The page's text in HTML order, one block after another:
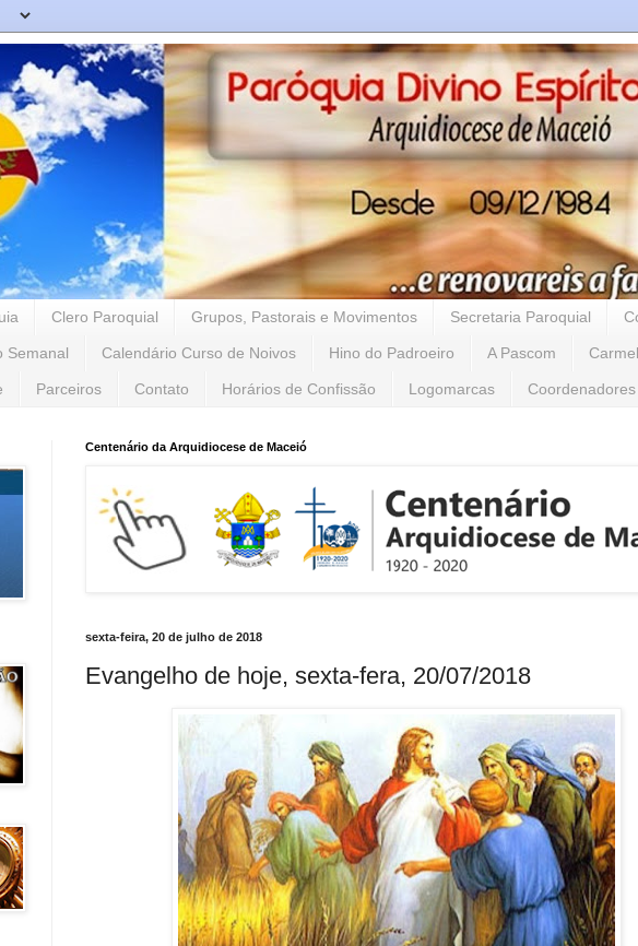
Clero Paroquial Grupos, Pastorais e Movimentos Secretaria Paroquial
Semanal Calendário Curso de Noivos Hino do Padroeiro A Pascom
Parceiros Contato Horários de Confissão Logomarcas Coordenadores
Centenário da Arquidiocese de Maceió
sexta-feira, 20 de julho de 2018
Evangelho de hoje, sexta-fera, 20/07/2018